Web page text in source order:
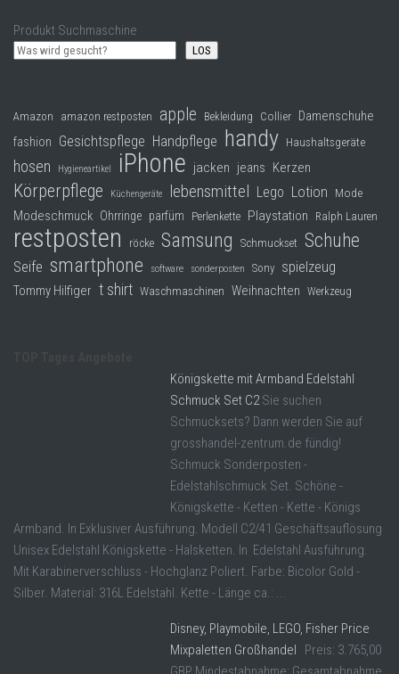
Produkt Suchmaschine
LOS
Amazon amazon restposten apple Bekleidung Collier Damenschuhe
fashion Gesichtspflege Handpflege handy Haushaltsgeräte
hosen Hygieneartikel iPhone jacken jeans Kerzen
Körperpflege Küchengeräte lebensmittel Lego Lotion Mode
Modeschmuck Ohrringe parfüm Perlenkette Playstation Ralph Lauren
restposten röcke Samsung Schmuckset Schuhe
Seife smartphone software sonderposten Sony spielzeug
Tommy Hilfiger t shirt Waschmaschinen Weihnachten Werkzeug
Königskette mit Armband Edelstahl
Schmuck Set C2 Sie suchen
Schmucksets? Dann werden Sie auf
grosshandel-zentrum.de fündig!
Schmuck Sonderposten -
Edelstahlschmuck Set. Schöne -
Königskette - Ketten - Kette - Königs
Armband. In Exklusiver Ausführung. Modell C2/41 Geschäftsauflösung
Unisex Edelstahl Königskette - Halsketten. In Edelstahl Ausführung.
Mit Karabinerverschluss - Hochglanz Poliert. Farbe: Bicolor Gold -
Silber. Material: 316L Edelstahl. Kette - Länge ca.: ...
Disney, Playmobile, LEGO, Fisher Price
Mixpaletten Großhandel
Preis: 3.765,00